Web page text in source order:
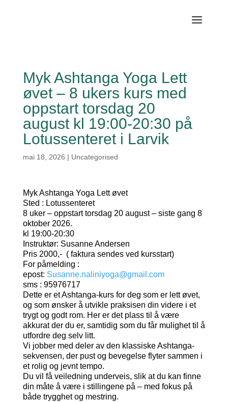
Myk Ashtanga Yoga Lett
øvet – 8 ukers kurs med
oppstart torsdag 20
august kl 19:00-20:30 på
Lotussenteret i Larvik
mai 18, 2026 | Uncategorised
Myk Ashtanga Yoga Lett øvet
Sted : Lotussenteret
8 uker – oppstart torsdag 20 august – siste gang 8
oktober 2026.
kl 19:00-20:30
Instruktør: Susanne Andersen
Pris 2000,- ( faktura sendes ved kursstart)
For påmelding :
epost: Susanne.naliniyoga@gmail.com
sms : 95976717
Dette er et Ashtanga-kurs for deg som er lett øvet,
og som ønsker å utvikle praksisen din videre i et
trygt og godt rom. Her er det plass til å være
akkurat der du er, samtidig som du får mulighet til å
utfordre deg selv litt.
Vi jobber med deler av den klassiske Ashtanga-
sekvensen, der pust og bevegelse flyter sammen i
et rolig og jevnt tempo.
Du vil få veiledning underveis, slik at du kan finne
din måte å være i stillingene på – med fokus på
både trygghet og mestring.